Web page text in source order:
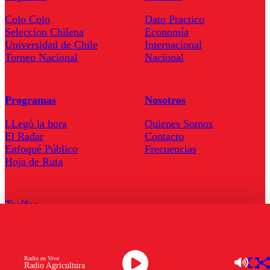
Radio Agricultura
Radio en Vivo
Colo Colo
Seleccion Chilena
Universidad de Chile
Torneo Nacional
Dato Practico
Economía
Internacional
Nacional
Programas
LLegó la hora
El Radar
Enfoqué Público
Hoja de Ruta
Nosotros
Quienes Somos
Contacto
Frecuencias
Tarifas